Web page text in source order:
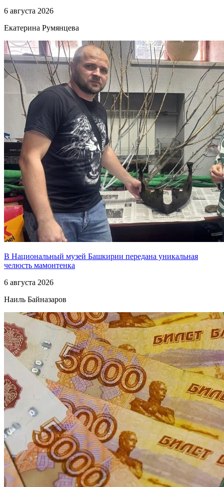
6 августа 2026
Екатерина Румянцева
В Национальный музей Башкирии передана уникальная
челюсть мамонтенка
6 августа 2026
Наиль Байназаров